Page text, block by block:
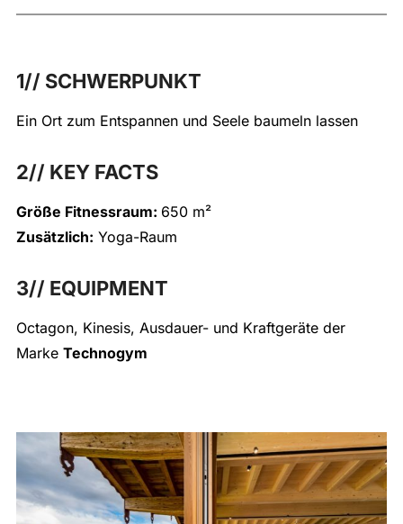
1// SCHWERPUNKT
Ein Ort zum Entspannen und Seele baumeln lassen
2// KEY FACTS
Größe Fitnessraum: 650 m²
Zusätzlich: Yoga-Raum
3// EQUIPMENT
Octagon, Kinesis, Ausdauer- und Kraftgeräte der
Marke Technogym